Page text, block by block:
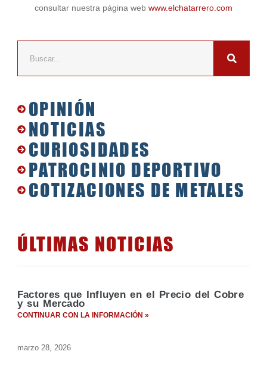
OPINIÓN
NOTICIAS
CURIOSIDADES
PATROCINIO DEPORTIVO
COTIZACIONES DE METALES
ÚLTIMAS NOTICIAS
Factores que Influyen en el Precio del Cobre
y su Mercado
CONTINUAR CON LA INFORMACIÓN »
marzo 28, 2026
consultar nuestra página web www.elchatarrero.com